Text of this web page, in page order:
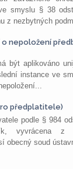
smyslu § 38
z nezbytných
nepoložení
být aplikováno
instance ve
předplatitele)
podle § 984
vyvrácena z
obecný soud